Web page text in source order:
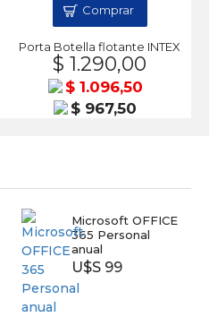
Porta Botella flotante INTEX
$ 1.290,00
$ 1.096,50
$ 967,50
Comprar
Microsoft OFFICE
365 Personal
anual
U$S 99